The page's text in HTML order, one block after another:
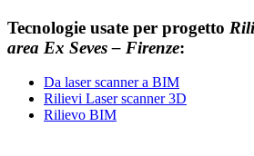
Tecnologie usate per progetto
area Ex Seves – Firenze:
Da laser scanner a BIM
Rilievi Laser scanner 3D
Rilievo BIM